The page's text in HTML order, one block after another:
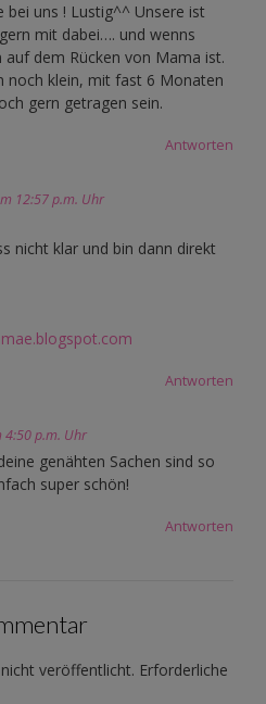
bei uns ! Lustig^^ Unsere ist
mit dabei…. und wenns
auf dem Rücken von Mama ist.
noch klein, mit fast 6 Monaten
gern getragen sein.
Antworten
12:57 p.m. Uhr
nicht klar und bin dann direkt
Antworten
4:50 p.m. Uhr
genähten Sachen sind so
super schön!
Antworten
veröffentlicht. Erforderliche